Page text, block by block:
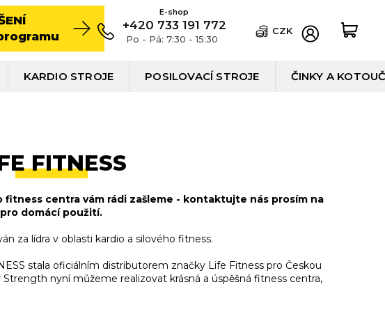
+420 733 191 772
Po - Pá: 7:30 - 15:30
CZK
KARDIO STROJE POSILOVACÍ STROJE ČINKY A
FITNESS
fitness centra vám rádi zašleme - kontaktujte nás prosím na
domácí použití.
za lídra v oblasti kardio a silového fitness.
stala oficiálním distributorem značky Life Fitness pro Českou
nyní můžeme realizovat krásná a úspěšná fitness centra,